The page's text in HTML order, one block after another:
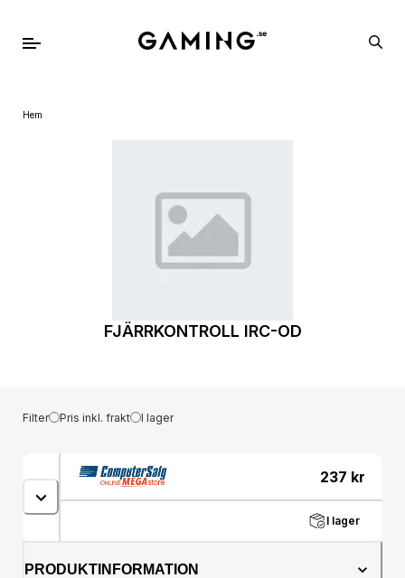
Hem
FJÄRRKONTROLL IRC-OD
Filter Pris inkl. frakt I lager
237 kr
I lager
PRODUKTINFORMATION